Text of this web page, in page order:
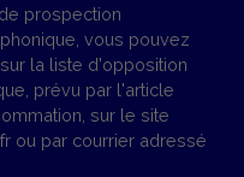
prospection
vous pouvez
la liste d'opposition
prévu par l'article
sur le site
ou par courrier adressé